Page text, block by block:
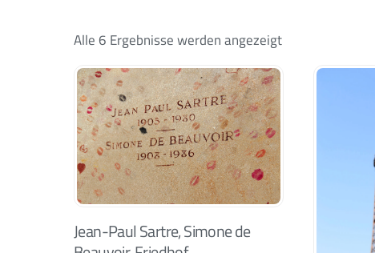
Alle 6 Ergebnisse werden angezeigt
Jean-Paul Sartre, Simone de